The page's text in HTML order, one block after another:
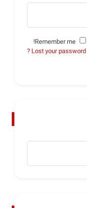
Lost your password ?